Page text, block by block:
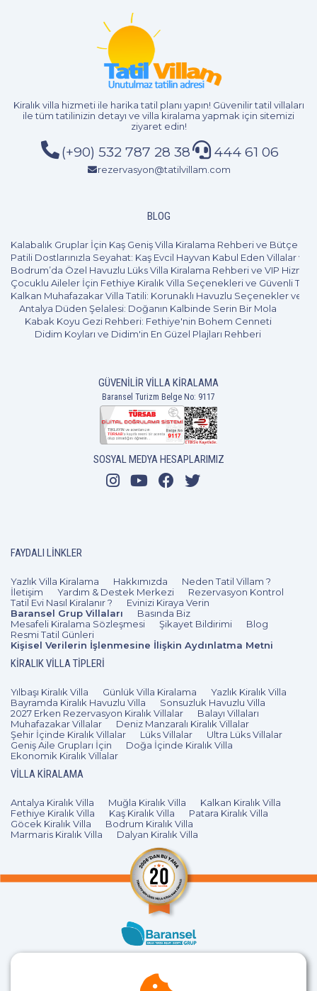
2+1 4 Kişi Beğen
4 Kişi
Kiralık villa hizmetiile harika tatil planı yapın! Güvenilir tatil villaları
ile tüm tatilinizin detayı ve villa kiralama yapmak için sitemizi
ziyaret edin!
(+90) 532 787 28 38 444 61 06
rezervasyon@tatilvillam.com
BLOG
Kalabalık Gruplar İçin Kaş Geniş Villa Kiralama Rehberi ve Bütçe
Patili Dostlarınızla Seyahat: Kaş Evcil Hayvan Kabul Eden Villalar ve
Bodrum’da Özel Havuzlu Lüks Villa Kiralama Rehberi ve VIP
Çocuklu Aileler İçin Fethiye Kiralık Villa Seçenekleri ve Güvenli
Kalkan Muhafazakar Villa Tatili: Korunaklı Havuzlu Seçenekler ve
Antalya Düden Şelalesi: Doğanın Kalbinde Serin Bir Mola
Kabak Koyu Gezi Rehberi: Fethiye'nin Bohem Cenneti
Didim Koyları ve Didim'in En Güzel Plajları Rehberi
GÜVENILIR VILLA KIRALAMA
Baransel Turizm Belge No: 9117
SOSYAL MEDYA HESAPLARIMIZ
FAYDALI LINKLER
Yazlık Villa Kiralama Hakkımızda
Neden Tatil Villam ?
İletişim
Yardım & Destek Merkezi
Rezervasyon Kontrol
Tatil Evi Nasıl Kiralanır ?
Evinizi Kiraya Verin
Baransel Grup Villaları
Basında Biz
Mesafeli Kiralama Sözleşmesi
Şikayet Bildirimi
Blog
Resmi Tatil Günleri
Kişisel Verilerin İşlenmesine İlişkin Aydınlatma Metni
KIRALIK VILLA TIPLERI
Yılbaşı Kiralık Villa Günlük Villa Kiralama
Yazlık Kiralık Villa
Bayramda Kiralık Havuzlu Villa
Sonsuzluk Havuzlu Villa
2027 Erken Rezervasyon Kiralık Villalar
Balayı Villaları
Muhafazakar Villalar
Deniz Manzaralı Kiralık Villalar
Şehir İçinde Kiralık Villalar
Lüks Villalar
Ultra Lüks Villalar
Geniş Aile Grupları İçin
Doğa İçinde Kiralık Villa
Ekonomik Kiralık Villalar
VILLA KIRALAMA
Antalya Kiralık Villa Muğla Kiralık Villa
Kalkan Kiralık Villa
Fethiye Kiralık Villa
Kaş Kiralık Villa
Patara Kiralık Villa
Göcek Kiralık Villa
Bodrum Kiralık Villa
Marmaris Kiralık Villa
Dalyan Kiralık Villa